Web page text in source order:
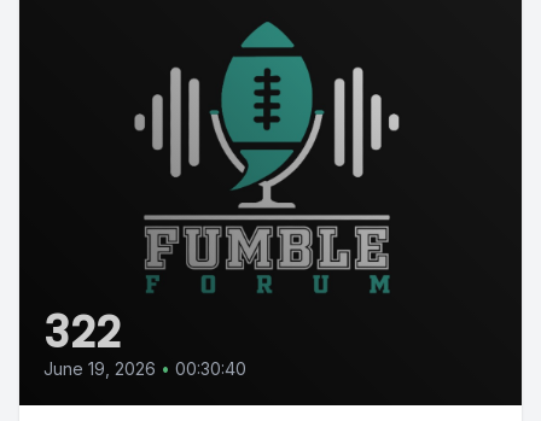
322
June 19, 2026 • 00:30:40